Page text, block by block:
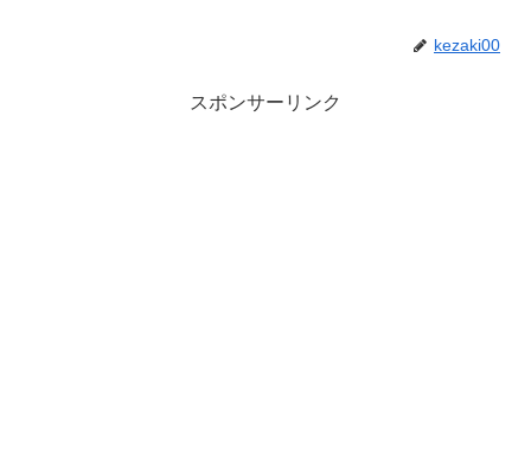
kezaki00
スポンサーリンク